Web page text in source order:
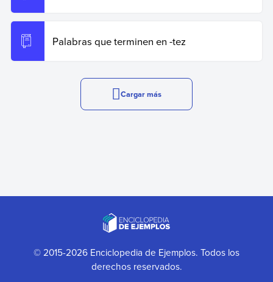
Palabras que terminen en -tez
Cargar más
© 2015-2026 Enciclopedia de Ejemplos. Todos los
derechos reservados.